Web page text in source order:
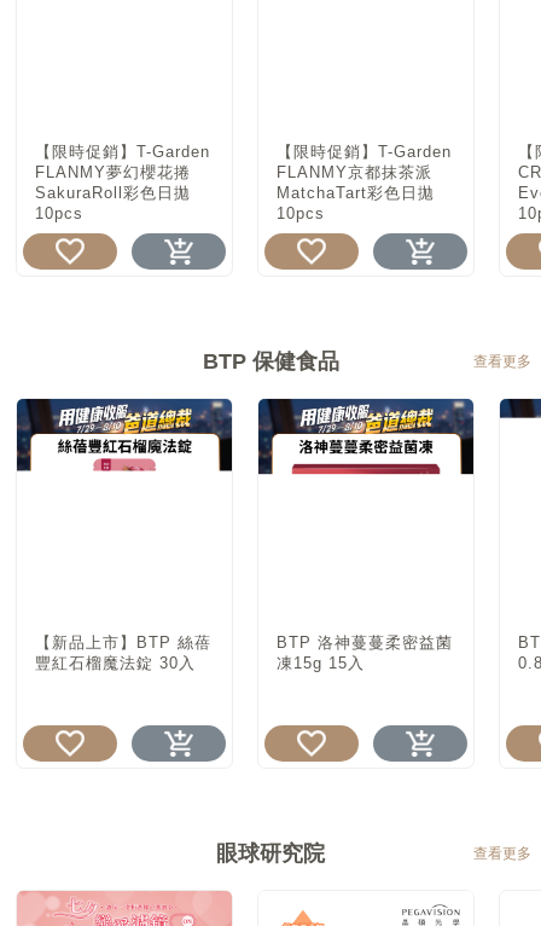
【限時促銷】T-Garden
FLANMY夢幻櫻花捲
SakuraRoll彩色日拋
10pcs
【限時促銷】T-Garden
FLANMY京都抹茶派
MatchaTart彩色日拋
10pcs
BTP 保健食品 查看更多
【新品上市】BTP 絲蓓
豐紅石榴魔法錠 30入
BTP 洛神蔓蔓柔密益菌
凍15g 15入
眼球研究院 查看更多